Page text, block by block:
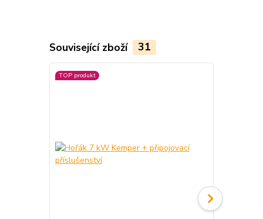
Související zboží 31
TOP produkt